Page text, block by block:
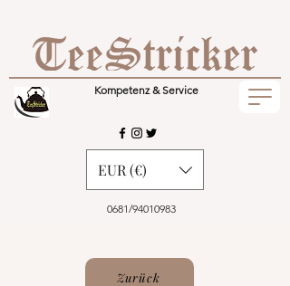
Kompetenz & Service
0681/94010983
EUR (€)
Zurück